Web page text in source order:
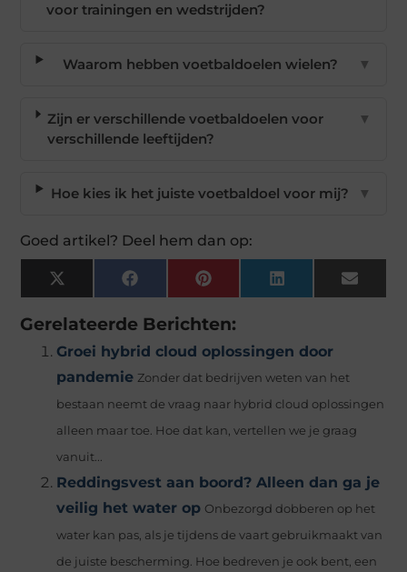
voor trainingen en wedstrijden?
Waarom hebben voetbaldoelen wielen? ▼
Zijn er verschillende voetbaldoelen voor
verschillende leeftijden?
▼
Hoe kies ik het juiste voetbaldoel voor mij? ▼
Goed artikel? Deel hem dan op:
X
(Twitter)
FacebookPinterest LinkedIn Email
Gerelateerde Berichten:
Groei hybrid cloud oplossingen door
pandemie Zonder dat bedrijven weten van het
bestaan neemt de vraag naar hybrid cloud oplossingen
alleen maar toe. Hoe dat kan, vertellen we je graag
vanuit...
Reddingsvest aan boord? Alleen dan ga je
veilig het water op Onbezorgd dobberen op het
water kan pas, als je tijdens de vaart gebruikmaakt van
de juiste bescherming. Hoe bedreven je ook bent, een